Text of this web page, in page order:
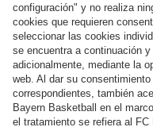
ante el
Aston
Villa
Kong Jeju